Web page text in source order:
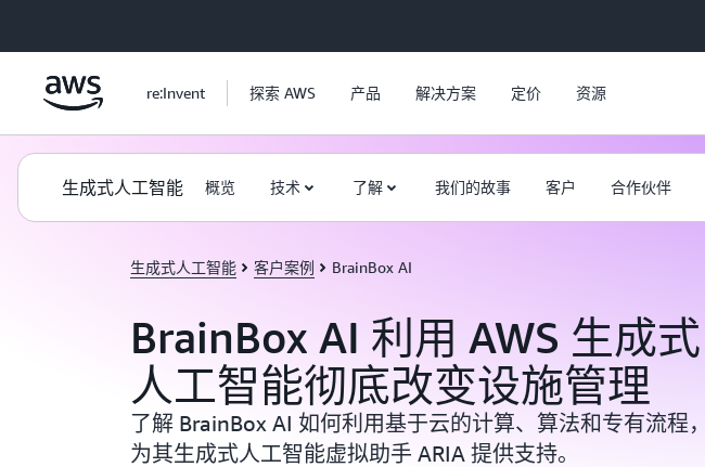
re:Invent 探索 AWS 产品 解决方案 定价 资源
生成式人工智能 概览 技术 了解 我们的故事 客户 合作伙伴
生成式人工智能 客户案例 BrainBox AI
BrainBox AI 利用 AWS 生成式
人工智能彻底改变设施管理
了解 BrainBox AI 如何利用基于云的计算、算法和专有流程，
为其生成式人工智能虚拟助手 ARIA 提供支持。